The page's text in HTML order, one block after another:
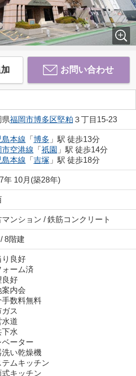
お問い合わせ
県福岡市博多区堅粕 ３丁目15-23
島本線 「 博多 」駅 徒歩13分
市空港線 「 祇園 」駅 徒歩14分
島本線 「 吉塚 」駅 徒歩18分
年 10月(築28年)
マンション / 鉄筋コンクリート
8階建
り良好
ォーム済
良好
案内会
手数料無料
ス
水道
下水
ベーター
洗い乾燥機
テムキッチン
式キッチン